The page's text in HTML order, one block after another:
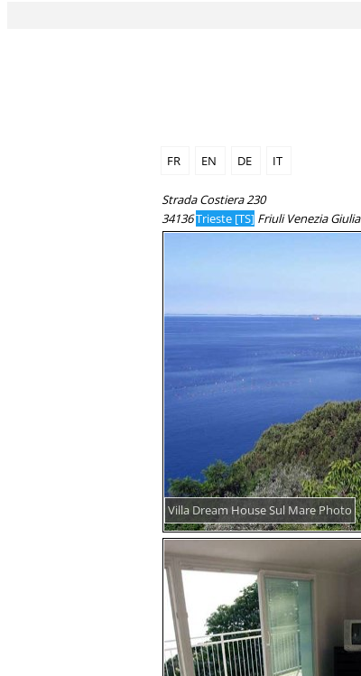
FR EN DE IT
Strada Costiera 230
34136Trieste [TS] Friuli Venezia Giulia
Villa Dream House Sul Mare Photo